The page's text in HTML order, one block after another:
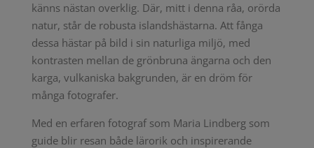
känns nästan overklig. Där, mitt i denna råa, orörda
natur, står de robusta islandshästarna. Att fånga
dessa hästar på bild i sin naturliga miljö, med
kontrasten mellan de grönbruna ängarna och den
karga, vulkaniska bakgrunden, är en dröm för
många fotografer.
Med en erfaren fotograf som Maria Lindberg som
guide blir resan både lärorik och inspirerande